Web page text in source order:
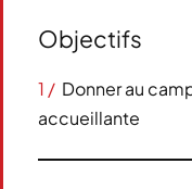
Objectifs
1 / Donner au
accueillante